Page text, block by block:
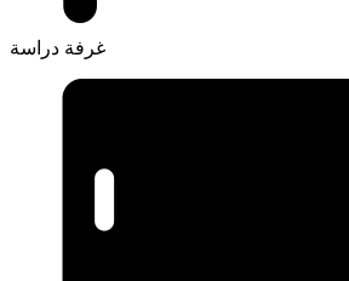
غرفة دراسة